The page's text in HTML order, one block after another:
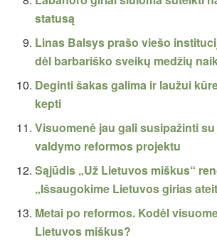
statusą
Linas Balsys prašo viešo
dėl barbariško sveikų medžių
Deginti šakas galima ir laužui
kepti
Visuomenė jau gali susipažinti
valdymo reformos projektu
Sąjūdis „Už Lietuvos miškus“
„Išsaugokime Lietuvos girias
Metai po reformos. Kodėl
Lietuvos miškus?